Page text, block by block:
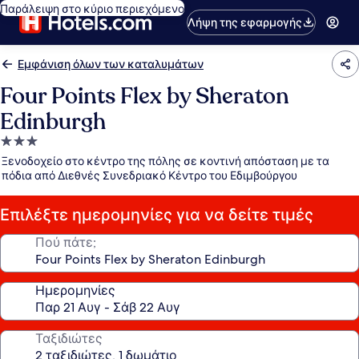
Παράλειψη στο κύριο περιεχόμενο
Λήψη της εφαρμογής
Εμφάνιση όλων των καταλυμάτων
Four Points Flex by Sheraton
Edinburgh
Κατάλυμα
με
3.0
αστέρια
Ξενοδοχείο στο κέντρο της πόλης σε κοντινή απόσταση με τα
πόδια από Διεθνές Συνεδριακό Κέντρο του Εδιμβούργου
Επιλέξτε ημερομηνίες για να δείτε τιμές
Πού πάτε;
Ημερομηνίες
Ταξιδιώτες